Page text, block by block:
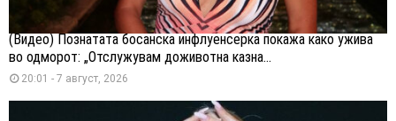
(Видео) Познатата босанска инфлуенсерка покажа како ужива
во одморот: „Отслужувам доживотна казна...
20:01 - 7 август, 2026